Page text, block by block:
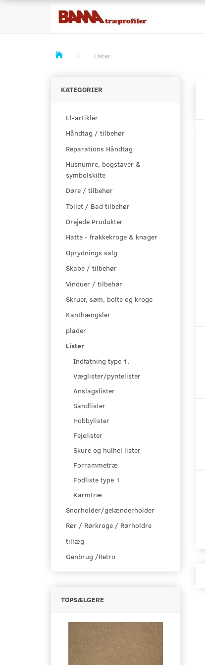
Lister
KATEGORIER
El-artikler
Håndtag / tilbehør
Reparations Håndtag
Husnumre, bogstaver &
symbolskilte
Døre / tilbehør
Toilet / Bad tilbehør
Drejede Produkter
Hatte - frakkekroge & knager
Oprydnings salg
Skabe / tilbehør
Vinduer / tilbehør
Skruer, søm, bolte og kroge
Kanthængsler
plader
Lister
Indfatning type 1.
Væglister/pyntelister
Anslagslister
Sandlister
Hobbylister
Fejelister
Skure og hulhel lister
Forrammetræ
Fodliste type 1
Karmtræ
Snorholder/gelænderholder
Rør / Rørkroge / Rørholdre
tillæg
Genbrug /Retro
TOPSÆLGERE